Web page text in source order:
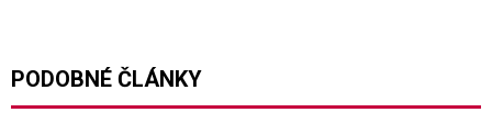
PODOBNÉ ČLÁNKY